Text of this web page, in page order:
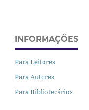
INFORMAÇÕES
Para Leitores
Para Autores
Para Bibliotecários